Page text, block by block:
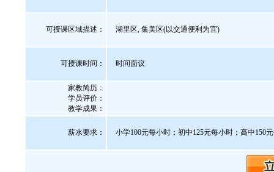
可授课区域描述： 湖里区, 集美区(以交通便利为宜)
可授课时间： 时间面议
家教简历：
学员评价：
教学成果：
薪水要求： 小学100元每小时；初中125元每小时；高中150